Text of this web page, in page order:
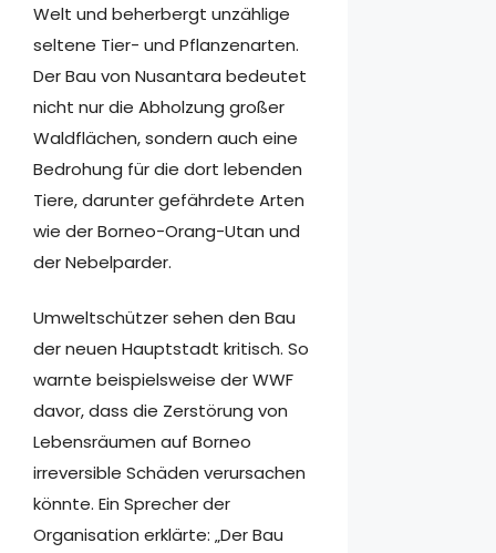
Welt und beherbergt unzählige
seltene Tier- und Pflanzenarten.
Der Bau von Nusantara bedeutet
nicht nur die Abholzung großer
Waldflächen, sondern auch eine
Bedrohung für die dort lebenden
Tiere, darunter gefährdete Arten
wie der Borneo-Orang-Utan und
der Nebelparder.
Umweltschützer sehen den Bau
der neuen Hauptstadt kritisch. So
warnte beispielsweise der WWF
davor, dass die Zerstörung von
Lebensräumen auf Borneo
irreversible Schäden verursachen
könnte. Ein Sprecher der
Organisation erklärte: „Der Bau